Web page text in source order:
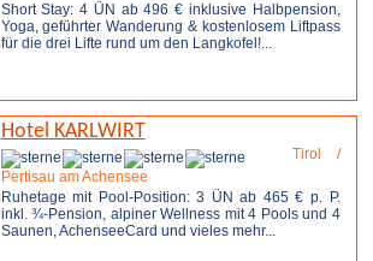
Short Stay: 4 ÜN ab 496 € inklusive Halbpension,
Yoga, geführter Wanderung & kostenlosem Liftpass
für die drei Lifte rund um den Langkofel!...
Hotel KARLWIRT
Tirol /
Pertisau am Achensee
Ruhetage mit Pool-Position: 3 ÜN ab 465 € p. P.
inkl. ¾-Pension, alpiner Wellness mit 4 Pools und 4
Saunen, AchenseeCard und vieles mehr...